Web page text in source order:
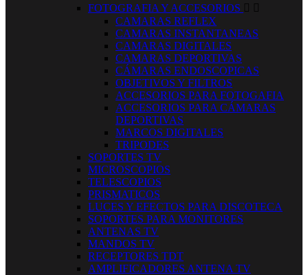
FOTOGRAFIA Y ACCESORIOS  
CAMARAS REFLEX
CAMARAS INSTANTANEAS
CAMARAS DIGITALES
CAMARAS DEPORTIVAS
CÁMARAS ENDOSCOPICAS
OBJETIVOS Y FILTROS
ACCESORIOS PARA FOTOGAFIA
ACCESORIOS PARA CÁMARAS
DEPORTIVAS
MARCOS DIGITALES
TRIPODES
SOPORTES TV
MICROSCOPIOS
TELESCOPIOS
PRISMATICOS
LUCES Y EFECTOS PARA DISCOTECA
SOPORTES PARA MONITORES
ANTENAS TV
MANDOS TV
RECEPTORES TDT
AMPLIFICADORES ANTENA TV